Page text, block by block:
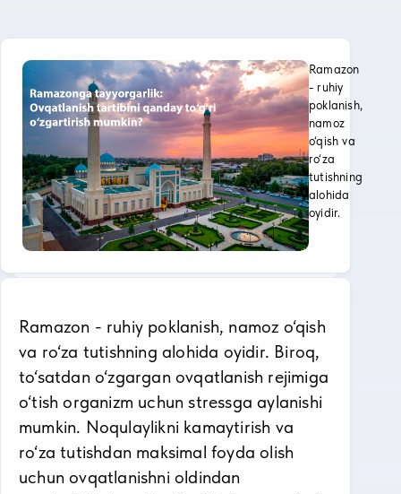
Ramazon
- ruhiy
poklanish,
namoz
o‘qish va
ro‘za
tutishning
alohida
oyidir.
Ramazon - ruhiy poklanish, namoz o‘qish
va ro‘za tutishning alohida oyidir. Biroq,
to‘satdan o‘zgargan ovqatlanish rejimiga
o‘tish organizm uchun stressga aylanishi
mumkin. Noqulaylikni kamaytirish va
ro‘za tutishdan maksimal foyda olish
uchun ovqatlanishni oldindan